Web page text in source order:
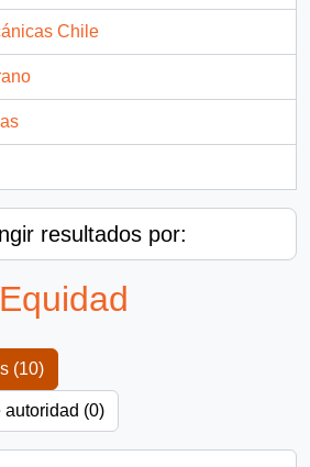
Chile
resultados por:
Equidad
(10)
autoridad (0)